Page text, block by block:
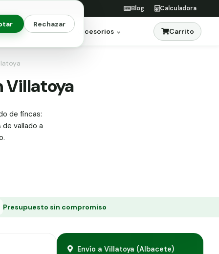
Rechazar
Blog Calculadora
Jardinería Accesorios Carrito
Villatoya
de fincas:
vallado a
Presupuesto sin compromiso
Envío a Villatoya (Albacete)